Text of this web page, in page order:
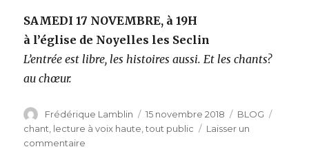
SAMEDI 17 NOVEMBRE, à 19H
à l’église de Noyelles les Seclin
L’entrée est libre, les histoires aussi. Et les chants?
au chœur.
Auteur
Frédérique Lamblin
Publié
le
15 novembre 2018 Catégories
BLOG
chant, lecture à voix haute,tout public
Laisser un
commentaire